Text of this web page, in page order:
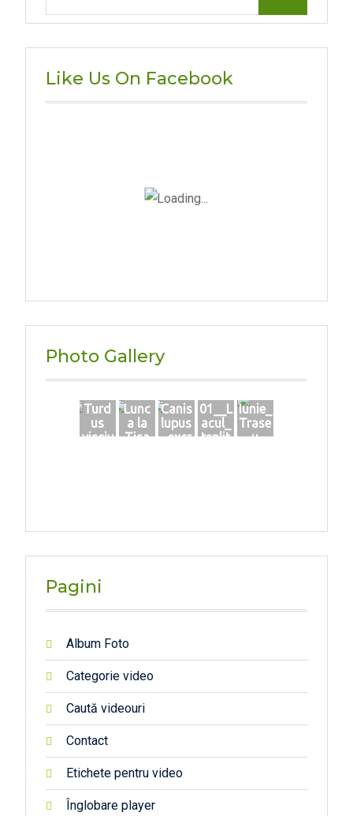
Like Us On Facebook
Photo Gallery
Turd
us
visciv
Apr2
Lunc
a la
Tisa
Canis
lupus
_excr
vi de
01__L
acul_
teplit
Iunie_
Trase
u
Pagini
Album Foto
Categorie video
Caută videouri
Contact
Etichete pentru video
Înglobare player